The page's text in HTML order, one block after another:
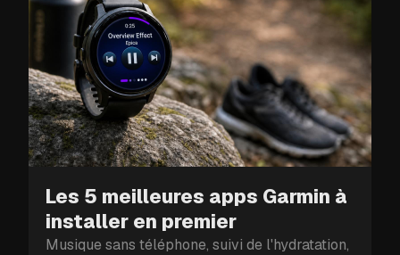
Les 5 meilleures apps Garmin à
installer en premier
Musique sans téléphone, suivi de l'hydratation,